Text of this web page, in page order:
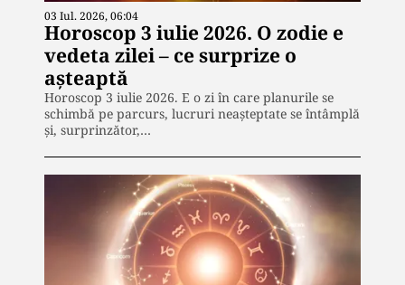
03 Iul. 2026, 06:04
Horoscop 3 iulie 2026. O zodie e
vedeta zilei – ce surprize o
așteaptă
Horoscop 3 iulie 2026. E o zi în care planurile se
schimbă pe parcurs, lucruri neașteptate se întâmplă
și, surprinzător,…